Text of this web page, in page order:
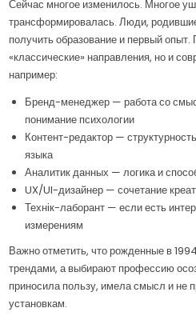
Сейчас многое изменилось. Многое
трансформировалась. Люди,
получить образование и первый
«классические» направления, но и
например:
Бренд-менеджер — работа со
понимание психологии
Контент-редактор —
языка
Аналитик данных — логика и
UX/UI-дизайнер — сочетание
Технік-лаборант — если есть
измерениям
Важно отметить, что рожденные в
трендами, а выбирают профессию
приносила пользу, имела смысл и не
установкам.